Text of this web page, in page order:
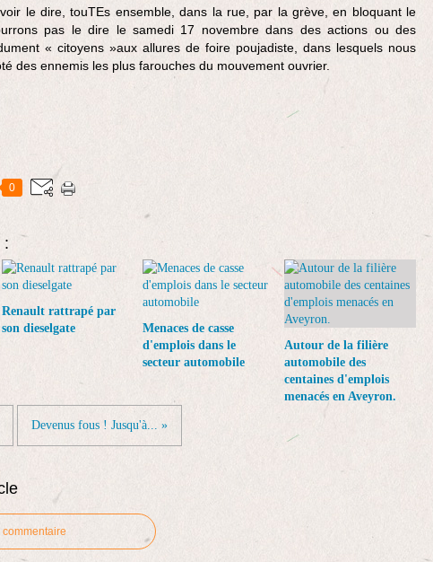
le dire, touTEs ensemble, dans la rue, par la grève, en bloquant le
pas le dire le samedi 17 novembre dans des actions ou des
« citoyens »aux allures de foire poujadiste, dans lesquels nous
des ennemis les plus farouches du mouvement ouvrier.
0
:
Renault rattrapé par
son dieselgate
Menaces de casse
d'emplois dans le
secteur automobile
Autour de la filière
automobile des
centaines d'emplois
menacés en Aveyron.
Devenus fous ! Jusqu'à... »